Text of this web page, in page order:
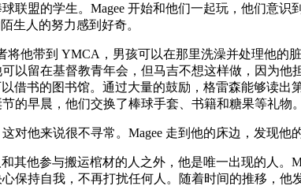
联盟的学生。Magee 开始和他们一起玩，他们意
生人的努力感到好奇。
将他带到 YMCA，男孩可以在那里洗澡并处理他
以留在基督教青年会，但马吉不想这样做，因为他
借书的图书馆。通过大量的鼓励，格雷森能够读
的早晨，他们交换了棒球手套、书籍和糖果等礼
对他来说很不寻常。Magee 走到他的床边，发现他
其他参与搬运棺材的人之外，他是唯一出现的人
保持自我，不再打扰任何人。随着时间的推移，